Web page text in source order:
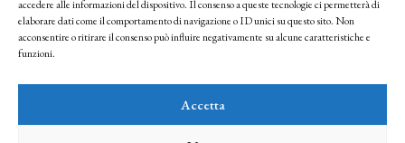
accedere alle informazioni del dispositivo. Il consenso a queste tecnologie ci permetterà di
elaborare dati come il comportamento di navigazione o ID unici su questo sito. Non
acconsentire o ritirare il consenso può influire negativamente su alcune caratteristiche e
funzioni.
Accetta
Facendo clic per iscriverti, riconosci che le tue informazioni saranno trattate
seguendo la nostra Privacy Policy
© 2025 Istituto Matteucci. All right reserved
l’autorizzazione scritta dei proprietari dei diritti e dell’Istituto Matteucci